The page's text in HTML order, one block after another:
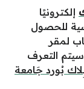
إلكترونيًا
للحصول
لمقر
سيتم التعرف
بُورد جَامعة